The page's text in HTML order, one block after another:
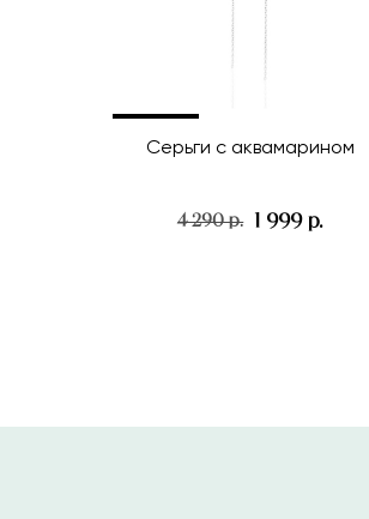
Серьги с аквамарином
4 290 р. 1 999 р.